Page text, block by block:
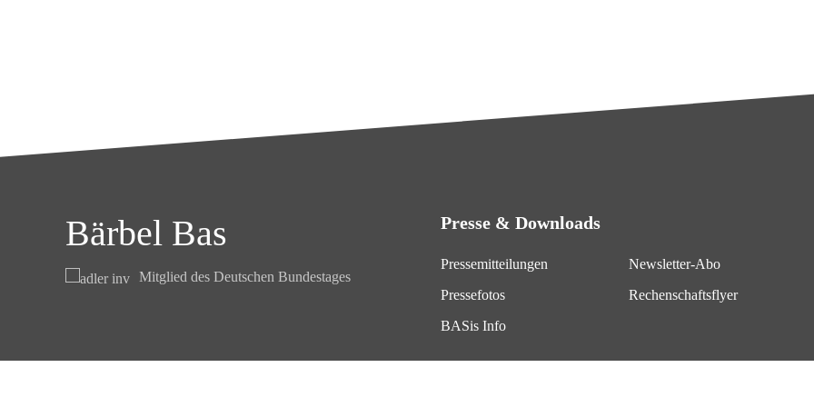
Bärbel Bas
Mitglied des Deutschen Bundestages
Presse & Downloads
Pressemitteilungen
Pressefotos
BASis Info
Newsletter-Abo
Rechenschaftsflyer